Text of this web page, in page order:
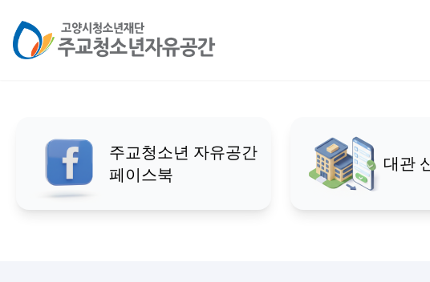
더 나은 미래를 만드는 오늘
01 01
주교청소년 자유공간
페이스북
대관